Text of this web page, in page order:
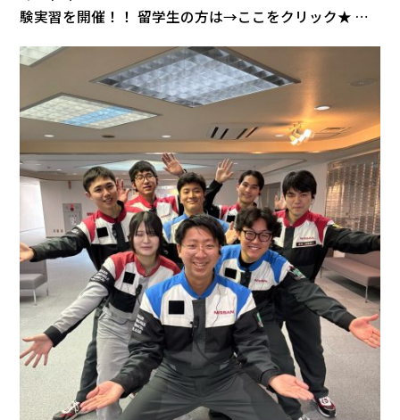
験実習を開催！！ 留学生の方は→ここをクリック★ 体
感、R35同乗体験会』『日産新技術講座プチ体験開
催』！ 11：00～15：30＜通常コース●＞ 学食体験の無
料ランチ付 10：00～12：00＜午前ショートコース＞ 学
食体験の無料ランチ付 11：00～15：00＜入試対策勉強
会◆＞ ...